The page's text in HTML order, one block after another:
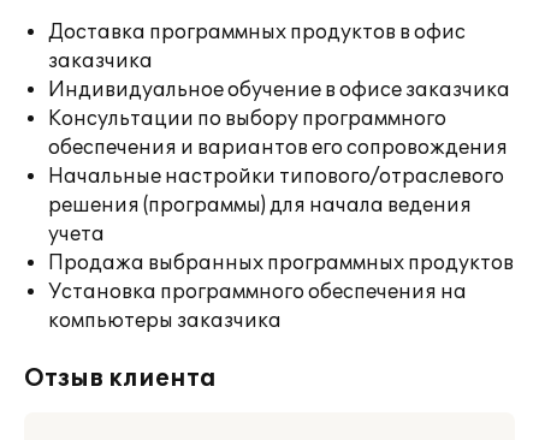
Доставка программных продуктов в офис
заказчика
Индивидуальное обучение в офисе заказчика
Консультации по выбору программного
обеспечения и вариантов его сопровождения
Начальные настройки типового/отраслевого
решения (программы) для начала ведения
учета
Продажа выбранных программных продуктов
Установка программного обеспечения на
компьютеры заказчика
Отзыв клиента